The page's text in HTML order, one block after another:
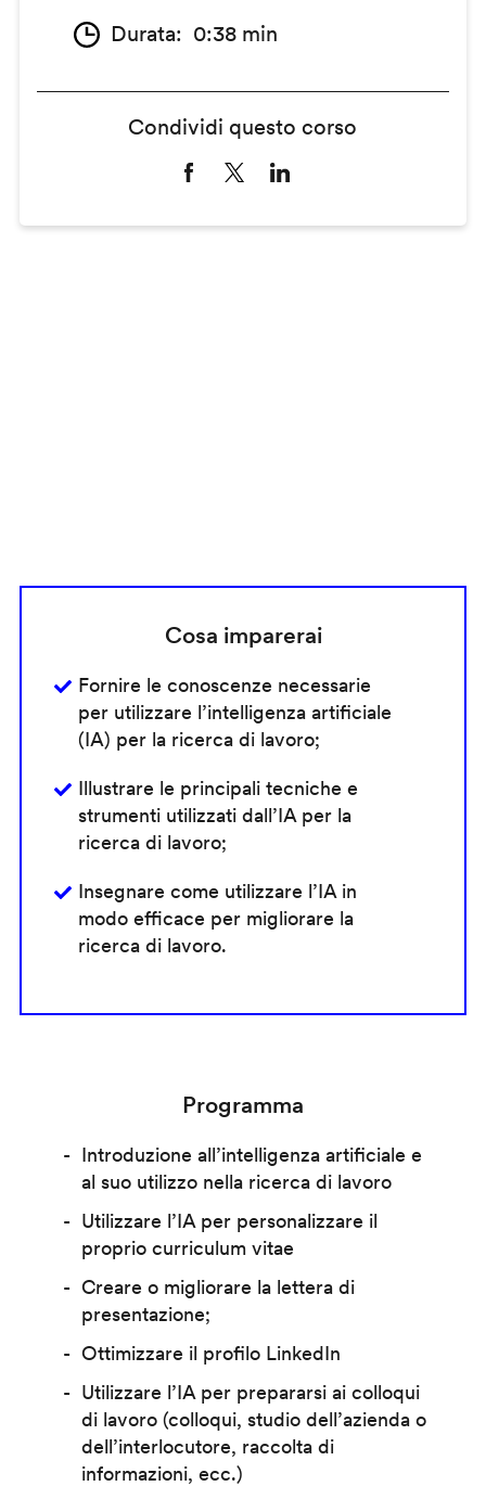
Durata 0:38 min
Condividi questo corso
Cosa imparerai
Fornire le conoscenze necessarie
per utilizzare l’intelligenza artificiale
(IA) per la ricerca di lavoro;
Illustrare le principali tecniche e
strumenti utilizzati dall’IA per la
ricerca di lavoro;
Insegnare come utilizzare l’IA in
modo efficace per migliorare la
ricerca di lavoro.
Programma
Introduzione all’intelligenza artificiale e
al suo utilizzo nella ricerca di lavoro
Utilizzare l’IA per personalizzare il
proprio curriculum vitae
Creare o migliorare la lettera di
presentazione;
Ottimizzare il profilo LinkedIn
Utilizzare l’IA per prepararsi ai colloqui
di lavoro (colloqui, studio dell’azienda o
dell’interlocutore, raccolta di
informazioni, ecc.)